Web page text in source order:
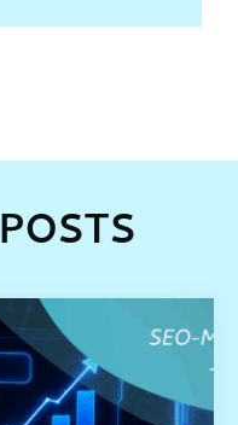
POSTS